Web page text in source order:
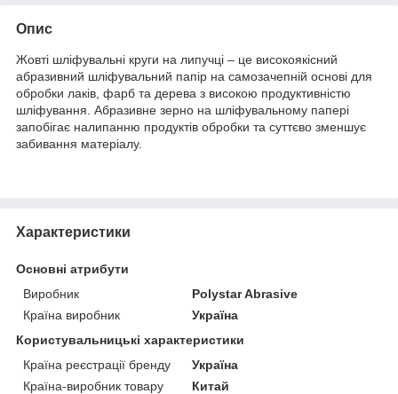
Опис
Жовті шліфувальні круги на липучці – це високоякісний
абразивний шліфувальний папір на самозачепній основі для
обробки лаків, фарб та дерева з високою продуктивністю
шліфування. Абразивне зерно на шліфувальному папері
запобігає налипанню продуктів обробки та суттєво зменшує
забивання матеріалу.
Характеристики
Основні атрибути
Виробник
Polystar Abrasive
Країна виробник
Україна
Користувальницькі характеристики
Країна реєстрації бренду
Україна
Країна-виробник товару
Китай